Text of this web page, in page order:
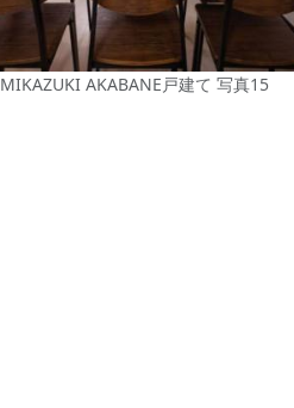
MIKAZUKI AKABANE戸建て 写真15